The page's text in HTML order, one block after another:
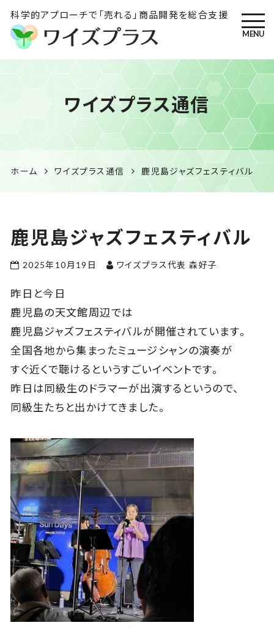
科学的アプローチで「売れる」商品開発を総合支援
ワイズプラス｜鹿児島の特産
品開発・HACCP衛生管理・食
品表示の専門コンサル
MENU
ワイズプラス通信
ホーム ワイズプラス通信 鹿児島ジャズフェスティバル
鹿児島ジャズフェスティバル
2025年10月19日 ワイズプラス代表 森好子
昨日と今日
鹿児島の天文館周辺では
鹿児島ジャズフェスティバルが開催されています。
全国各地から集まったミュージシャンの演奏が
すぐ近くで聴けるというすごいイベントです。
昨日は同級生のドラマーが出演するというので、
同級生たちと出かけてきました。